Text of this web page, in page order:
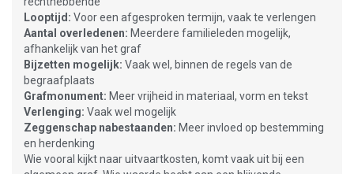
Looptijd: Voor een afgesproken termijn, vaak te verlengen
Aantal overledenen: Meerdere familieleden mogelijk,
afhankelijk van het graf
Bijzetten mogelijk: Vaak wel, binnen de regels van de
begraafplaats
Grafmonument: Meer vrijheid in materiaal, vorm en tekst
Verlenging: Vaak wel mogelijk
Zeggenschap nabestaanden: Meer invloed op bestemming
en herdenking
Wie vooral kijkt naar uitvaartkosten, komt vaak uit bij een